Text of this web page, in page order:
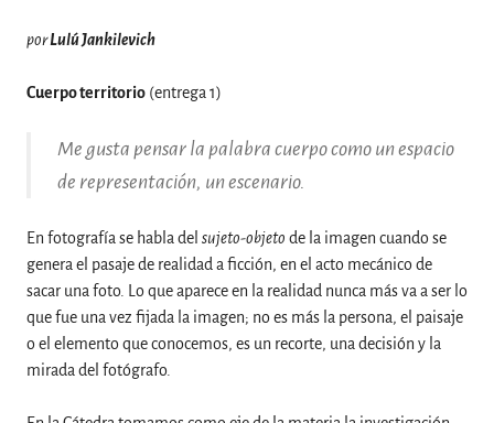
porLulú Jankilevich
Cuerpo territorio (entrega 1)
Me gusta pensar la palabra cuerpo como un espacio
de representación, un escenario.
En fotografía se habla del sujeto-objeto de la imagen cuando se
genera el pasaje de realidad a ficción, en el acto mecánico de
sacar una foto. Lo que aparece en la realidad nunca más va a ser lo
que fue una vez fijada la imagen; no es más la persona, el paisaje
o el elemento que conocemos, es un recorte, una decisión y la
mirada del fotógrafo.